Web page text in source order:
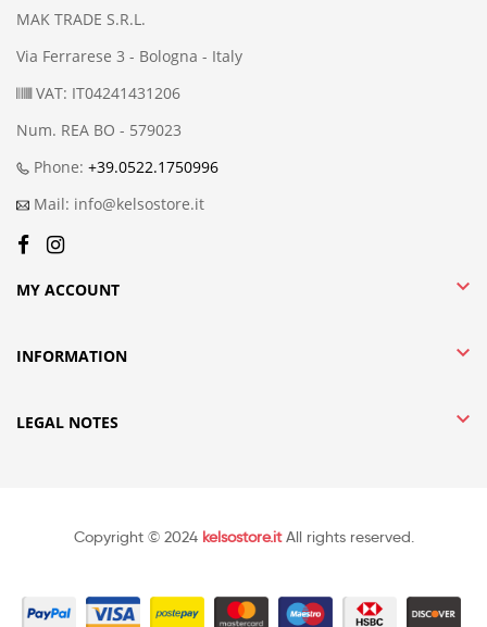
MAK TRADE S.R.L.
Via Ferrarese 3 - Bologna - Italy
VAT: IT04241431206
Num. REA BO - 579023
Phone: +39.0522.1750996
Mail: info@kelsostore.it
MY ACCOUNT 
INFORMATION 
LEGAL NOTES 
Copyright © 2024 kelsostore.itAll rights reserved.